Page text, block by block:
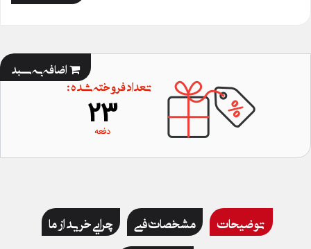
اضافه به سبد
تعداد فروخته شده :
23
دفعه
توضیحات مشخصات فنی
چرایی خرید از ما